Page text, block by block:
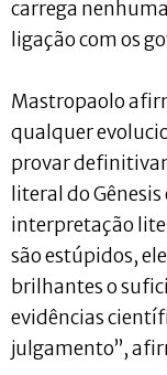
carrega
ligação com os
Mastropaolo
qualquer
provar
literal do
interpretação
são estúpidos,
brilhantes o
evidências
julgamento”,